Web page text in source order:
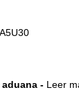
- Leer